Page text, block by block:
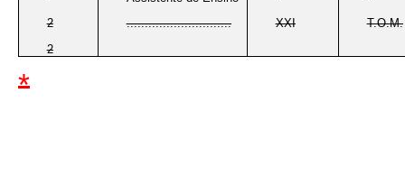
2
2
.............................
XXI T.O.M.
*